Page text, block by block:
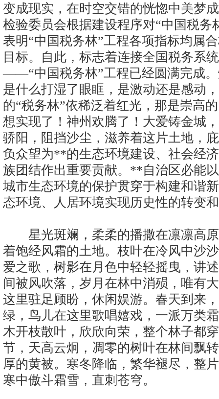
变成现实，在时空交错的恍惚中美梦
检验委员会根据建设程序对“中国税务
表明“中国税务林”工程各项指标均属
目标。自此，标志着连接全国税务系
——“中国税务林”工程已经圆满完成
是什么打湿了眼眶，是激动还是感动
的“税务林”依稀泛着红光，那是崇高
想实现了！神州欢腾了！大爱铸金城
骄阳，阻挡沙尘，滋养着这片土地，
负众望为**的生态环境建设、社会经
族团结作出重要贡献。**自治区必能
城市生态环境的保护贯穿于构建和谐
态环境、人居环境实现历史性的转变
星光斑斓，柔柔的播撒在凛凛高原
着饱经风霜的土地。枝叶在冷风中沙
爱之歌，树影在月色中轻轻摇曳，讲
间被风吹落，岁月在林中消殒，唯有
这里驻足顾盼，休闲娱游。春天到来
绿，鸟儿在这里歌唱嬉戏，一派万类
木开枝散叶，欣欣向荣，整个林子都
节，天高云炯，凋零的树叶在林间飘
厚的黄被。寒冬降临，繁华褪尽，整
寒中傲斗霜雪，直刺苍穹。